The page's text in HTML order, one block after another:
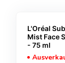
L'Oréal
Mist Face
- 75 ml